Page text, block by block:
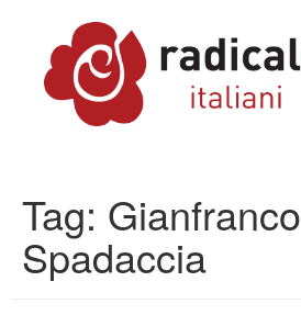
Tag: Gianfranco
Spadaccia